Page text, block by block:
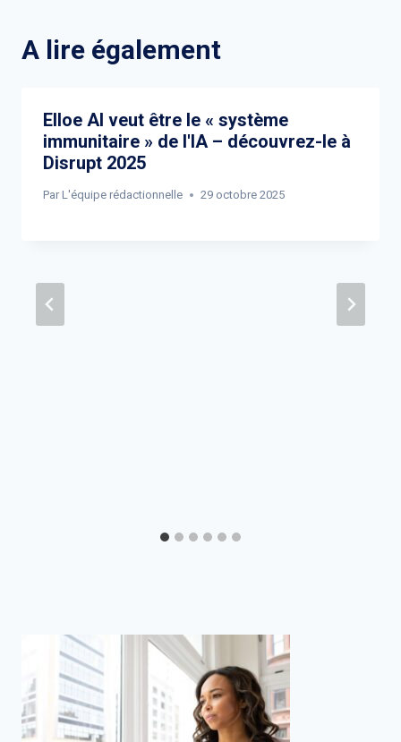
A lire également
Elloe AI veut être le « système
immunitaire » de l'IA – découvrez-le à
Disrupt 2025
Par L'équipe rédactionnelle 29 octobre 2025